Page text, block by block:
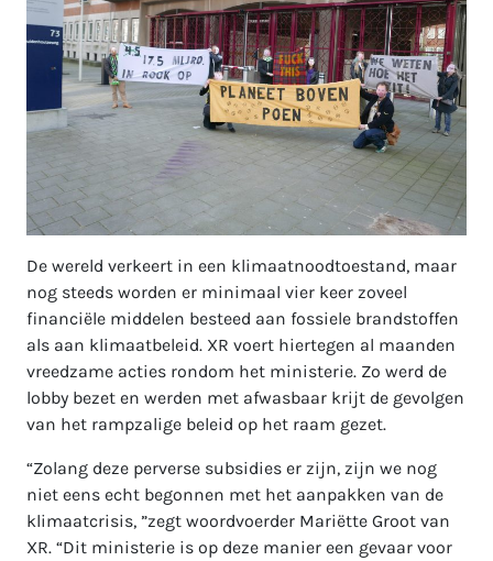
De wereld verkeert in een klimaatnoodtoestand, maar
nog steeds worden er minimaal vier keer zoveel
financiële middelen besteed aan fossiele brandstoffen
als aan klimaatbeleid. XR voert hiertegen al maanden
vreedzame acties rondom het ministerie. Zo werd de
lobby bezet en werden met afwasbaar krijt de gevolgen
van het rampzalige beleid op het raam gezet.
“Zolang deze perverse subsidies er zijn, zijn we nog
niet eens echt begonnen met het aanpakken van de
klimaatcrisis, ”zegt woordvoerder Mariëtte Groot van
XR. “Dit ministerie is op deze manier een gevaar voor